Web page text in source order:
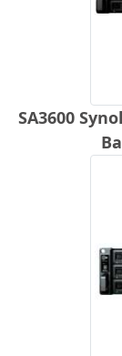
SA3600